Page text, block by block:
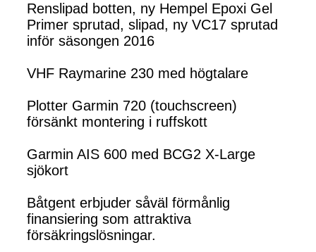
Renslipad botten, ny Hempel Epoxi Gel
Primer sprutad, slipad, ny VC17 sprutad
inför säsongen 2016
VHF Raymarine 230 med högtalare
Plotter Garmin 720 (touchscreen)
försänkt montering i ruffskott
Garmin AIS 600 med BCG2 X-Large
sjökort
Båtgent erbjuder såväl förmånlig
finansiering som attraktiva
försäkringslösningar.